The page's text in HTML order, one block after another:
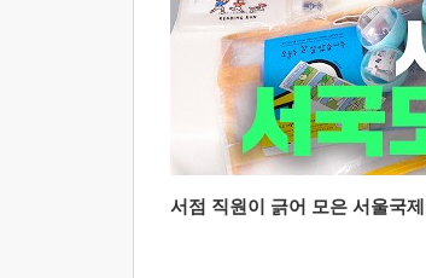
서점 직원이 긁어 모은 서울국